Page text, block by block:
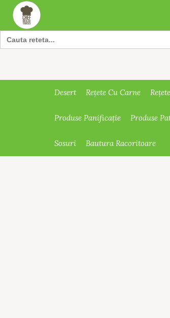
Search
for:
Desert Rețete Cu Carne
Produse Panificație Produse
Sosuri Bautura Racoritoare